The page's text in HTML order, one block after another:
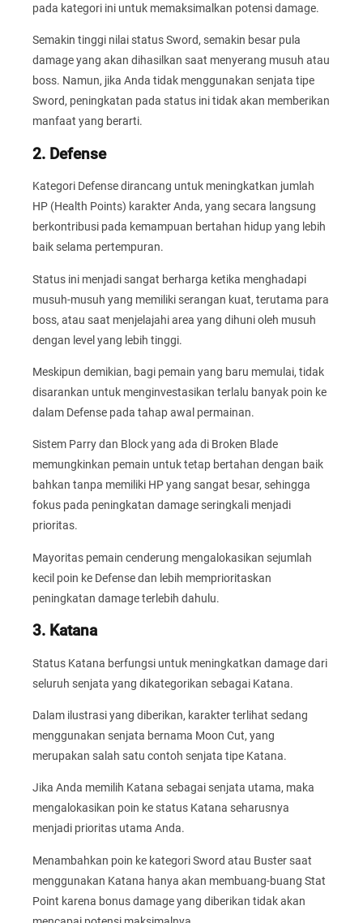
pada kategori ini untuk memaksimalkan potensi damage.
Semakin tinggi nilai status Sword, semakin besar pula
damage yang akan dihasilkan saat menyerang musuh atau
boss. Namun, jika Anda tidak menggunakan senjata tipe
Sword, peningkatan pada status ini tidak akan memberikan
manfaat yang berarti.
2. Defense
Kategori Defense dirancang untuk meningkatkan jumlah
HP (Health Points) karakter Anda, yang secara langsung
berkontribusi pada kemampuan bertahan hidup yang lebih
baik selama pertempuran.
Status ini menjadi sangat berharga ketika menghadapi
musuh-musuh yang memiliki serangan kuat, terutama para
boss, atau saat menjelajahi area yang dihuni oleh musuh
dengan level yang lebih tinggi.
Meskipun demikian, bagi pemain yang baru memulai, tidak
disarankan untuk menginvestasikan terlalu banyak poin ke
dalam Defense pada tahap awal permainan.
Sistem Parry dan Block yang ada di Broken Blade
memungkinkan pemain untuk tetap bertahan dengan baik
bahkan tanpa memiliki HP yang sangat besar, sehingga
fokus pada peningkatan damage seringkali menjadi
prioritas.
Mayoritas pemain cenderung mengalokasikan sejumlah
kecil poin ke Defense dan lebih memprioritaskan
peningkatan damage terlebih dahulu.
3. Katana
Status Katana berfungsi untuk meningkatkan damage dari
seluruh senjata yang dikategorikan sebagai Katana.
Dalam ilustrasi yang diberikan, karakter terlihat sedang
menggunakan senjata bernama Moon Cut, yang
merupakan salah satu contoh senjata tipe Katana.
Jika Anda memilih Katana sebagai senjata utama, maka
mengalokasikan poin ke status Katana seharusnya
menjadi prioritas utama Anda.
Menambahkan poin ke kategori Sword atau Buster saat
menggunakan Katana hanya akan membuang-buang Stat
Point karena bonus damage yang diberikan tidak akan